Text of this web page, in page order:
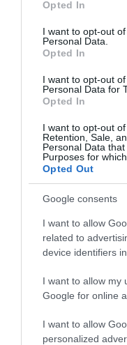
use your data for
consent section.
Opted In
I want to opt-out
Personal Data.
Opted In
I want to opt-out
Personal Data for
Opted In
I want to opt-out
Retention, Sale,
Personal Data
Purposes for
Opted Out
Google consents
I want to allow
related to
device identifiers
I want to allow my
Google for online
I want to allow
personalized
UHU Rollafix Διάφανη
25mx19mm
2,40 €
ΑΓΟΡΑ